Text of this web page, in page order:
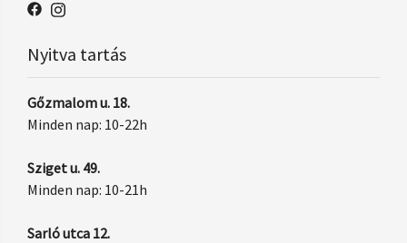
Nyitva tartás
Gőzmalom u. 18.
Minden nap: 10-22h
Sziget u. 49.
Minden nap: 10-21h
Sarló utca 12.